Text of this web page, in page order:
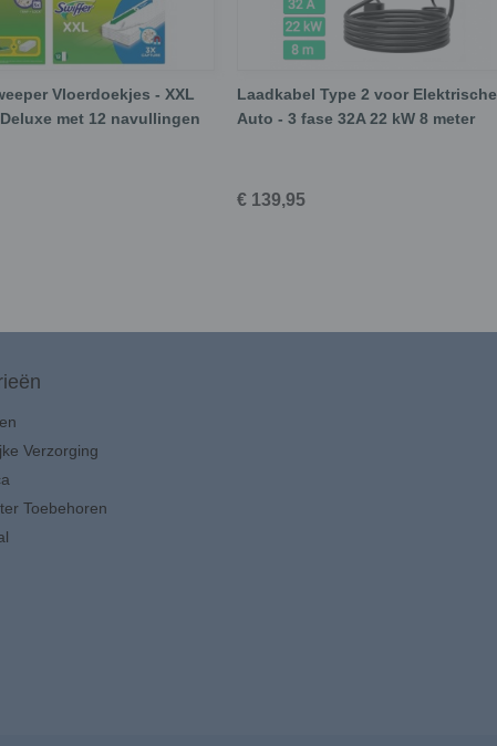
Vloerdoekjes - XXL
met 12 navullingen
Laadkabel Type 2 voor Elektrische
Auto - 3 fase 32A 22 kW 8 meter
€ 139,95
Verzorging
Toebehoren